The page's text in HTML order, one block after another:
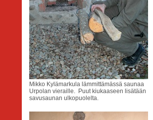
Mikko Kylämarkula lämmittämässä saunaa
Urpolan vieraille. Puut kiukaaseen lisätään
savusaunan ulkopuolelta.